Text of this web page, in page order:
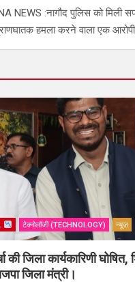
NEWS :नागौद पुलिस को मिली
हमला करने वाला एक आरोपी
टेक्नोलॉजी (TECHNOLOGY) न्यूज़
की जिला कार्यकारिणी घोषित,
जिला मंत्री।